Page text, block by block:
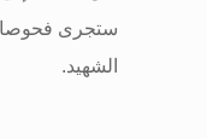
ستجرى
الشهيد.